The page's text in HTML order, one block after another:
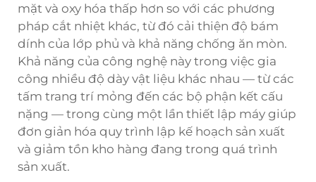
mặt và oxy hóa thấp hơn so với các phương
pháp cắt nhiệt khác, từ đó cải thiện độ bám
dính của lớp phủ và khả năng chống ăn mòn.
Khả năng của công nghệ này trong việc gia
công nhiều độ dày vật liệu khác nhau — từ các
tấm trang trí mỏng đến các bộ phận kết cấu
nặng — trong cùng một lần thiết lập máy giúp
đơn giản hóa quy trình lập kế hoạch sản xuất
và giảm tồn kho hàng đang trong quá trình
sản xuất.